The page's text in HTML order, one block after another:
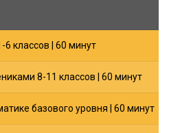
классов | 60 минут
8-11 классов | 60 минут
базового уровня | 60 минут